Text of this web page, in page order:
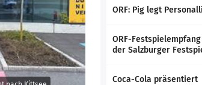
ORF: Pig legt
ORF-
der Salzburger
Coca-Cola präsentiert